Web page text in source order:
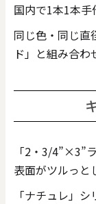
国内で1本1本手
同じ色・同じ
ド」と組み合
「2・3/4”×3”
表面がツルっと
「ナチュレ」